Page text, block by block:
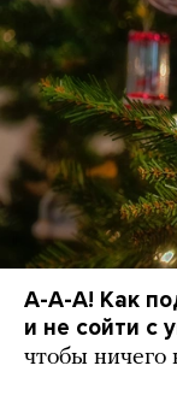
А-А-А! Как
и не сойти с
чтобы ничего